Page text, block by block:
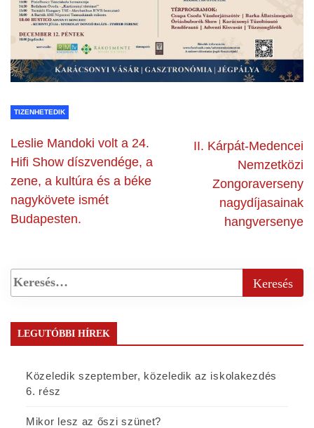
TIZENHETEDIK
Leslie Mandoki volt a 24.
Hifi Show díszvendége, a
zene, a kultúra és a béke
nagykövete ismét
Budapesten.
II. Kárpát-Medencei
Nemzetközi
Zongoraverseny
nagydíjasainak
hangversenye
LEGUTÓBBI HÍREK
Közeledik szeptember, közeledik az iskolakezdés
6. rész
Mikor lesz az őszi szünet?